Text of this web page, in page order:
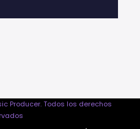
Producer. Todos los derechos